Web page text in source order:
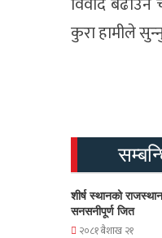
कुरा हामीले
शीर्ष स्थानको
सनसनीपूर्ण जित
२०८१ बैशाख २१